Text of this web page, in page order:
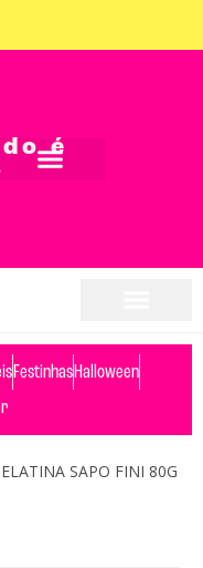
é
FestinhasHalloween
SAPO FINI 80G